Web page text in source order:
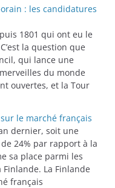
: les candidatures
1801 qui ont eu le
la question que
qui lance une
du monde
ouvertes, et la Tour
le marché français
dernier, soit une
24% par rapport à la
sa place parmi les
La Finlande
français